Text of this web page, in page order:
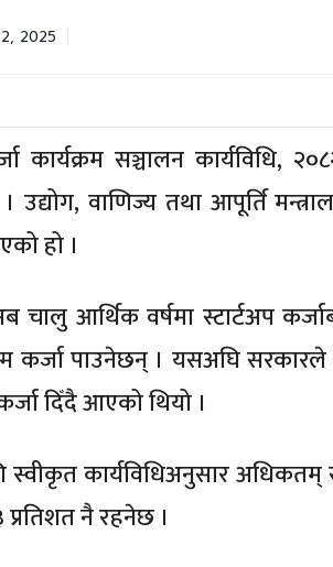
2025
कार्यक्रम सञ्चालन कार्यविधि,
वाणिज्य तथा आपूर्ति
हो ।
चालु आर्थिक वर्षमा स्टार्टअप
पाउनेछन् । यसअघि सरकारले
दिँदै आएको थियो ।
स्वीकृत कार्यविधिअनुसार
नै रहनेछ ।